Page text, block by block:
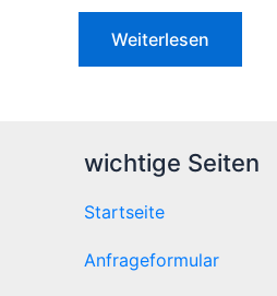
Weiterlesen
wichtige Seiten
Startseite
Anfrageformular